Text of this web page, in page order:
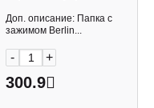
FSc_A4396 Berlingo
Доп. описание: Папка с
зажимом Berlin...
- +
300.9